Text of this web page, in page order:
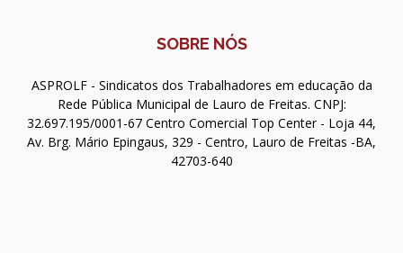
SOBRE NÓS
ASPROLF - Sindicatos dos Trabalhadores em educação da
Rede Pública Municipal de Lauro de Freitas. CNPJ:
32.697.195/0001-67 Centro Comercial Top Center - Loja 44,
Av. Brg. Mário Epingaus, 329 - Centro, Lauro de Freitas -BA,
42703-640